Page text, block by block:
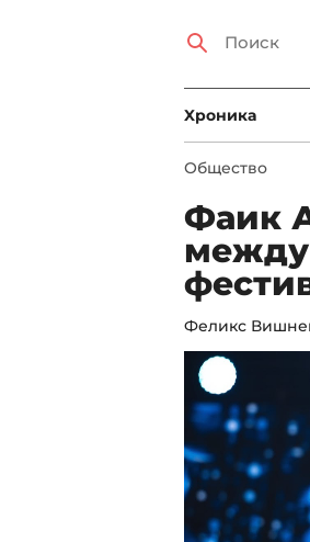
Xроника
Общество
Фаик
Феликс